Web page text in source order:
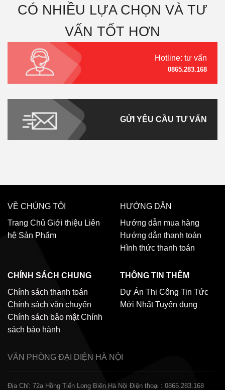
CÓ NHIỀU LỰA CHỌN VÀ TƯ
VẤN TỐT HƠN
Hotline: tư vấn
0865.283.168
GỬI YÊU CẦU TƯ VẤN
VỀ CHÚNG TÔI
Trang Chủ Giới thiệu Liên
hệ Sản Phẩm
HƯỚNG DẪN
Hướng dẫn mua hàng
Hướng dẫn thanh toán
Hình thức thanh toán
CHÍNH SÁCH CHUNG
Chính sách thanh toán
Chính sách vận chuyển
Chính sách bảo mật Chính
sách bảo hành
THÔNG TIN THÊM
Dự Án Thi Công Tin Tức
Mới Nhất Tuyển dụng
VĂN PHÒNG ĐẠI DIỆN HÀ NỘI
Địa Chỉ: 72a Hồng Tiến Long Biên Hà Nội Điện thoại : 0865.283.168